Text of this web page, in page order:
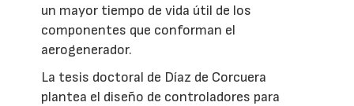
un mayor tiempo de vida útil de los
componentes que conforman el
aerogenerador.
La tesis doctoral de Díaz de Corcuera
plantea el diseño de controladores para